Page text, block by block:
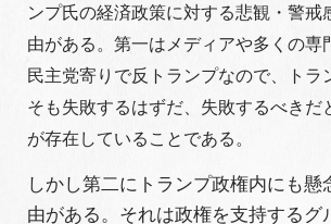
ンプ氏の経済政策に対する悲観・警戒
由がある。第一はメディアや多くの専
民主党寄りで反トランプなので、トラ
そも失敗するはずだ、失敗するべきだ
が存在していることである。
しかし第二にトランプ政権内にも懸
由がある。それは政権を支持するグ